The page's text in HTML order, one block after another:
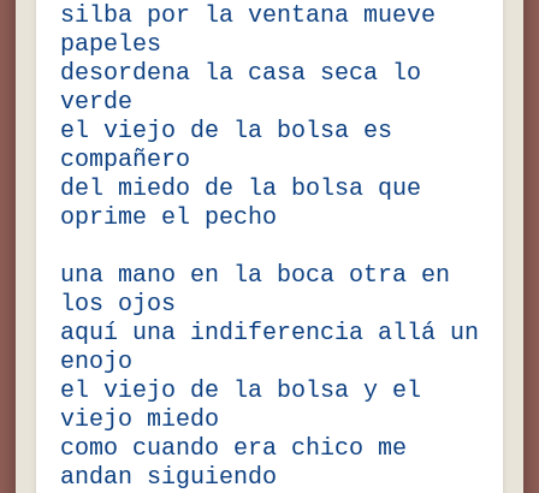
silba por la ventana mueve
papeles
desordena la casa seca lo
verde
el viejo de la bolsa es
compañero
del miedo de la bolsa que
oprime el pecho
una mano en la boca otra en
los ojos
aquí una indiferencia allá un
enojo
el viejo de la bolsa y el
viejo miedo
como cuando era chico me
andan siguiendo